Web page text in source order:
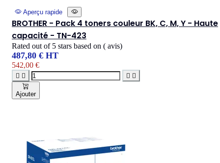
Aperçu rapide
BROTHER - Pack 4 toners couleur BK, C, M, Y - Haute
capacité - TN-423
Rated out of 5 stars based on ( avis)
487,80 € HT
542,00 €
   
Ajouter